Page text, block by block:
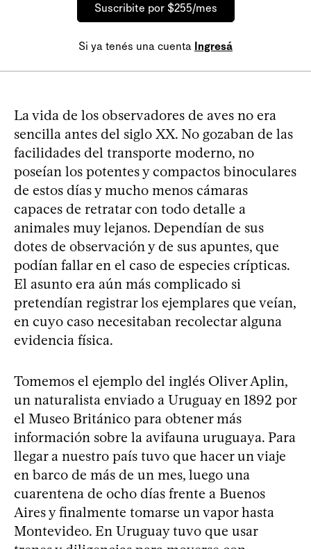
Suscribite por $255/mes
Si ya tenés una cuenta Ingresá
La vida de los observadores de aves no era
sencilla antes del siglo XX. No gozaban de las
facilidades del transporte moderno, no
poseían los potentes y compactos binoculares
de estos días y mucho menos cámaras
capaces de retratar con todo detalle a
animales muy lejanos. Dependían de sus
dotes de observación y de sus apuntes, que
podían fallar en el caso de especies crípticas.
El asunto era aún más complicado si
pretendían registrar los ejemplares que veían,
en cuyo caso necesitaban recolectar alguna
evidencia física.
Tomemos el ejemplo del inglés Oliver Aplin,
un naturalista enviado a Uruguay en 1892 por
el Museo Británico para obtener más
información sobre la avifauna uruguaya. Para
llegar a nuestro país tuvo que hacer un viaje
en barco de más de un mes, luego una
cuarentena de ocho días frente a Buenos
Aires y finalmente tomarse un vapor hasta
Montevideo. En Uruguay tuvo que usar